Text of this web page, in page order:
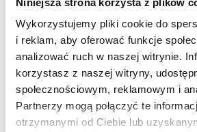
Wykorzystujemy pliki cookie do
i reklam, aby oferować funkcje
analizować ruch w naszej witrynie.
korzystasz z naszej witryny,
społecznościowym, reklamowym i
Partnerzy mogą połączyć te
otrzymanymi od Ciebie lub
INFORMACJE I OSTRZEŻENIA
Ostrzeżenie Usuń opakowanie
zabawkę. Zachowaj opakowanie
zawarte na nim informacje i
INNI KLIENCI KUPOWALI